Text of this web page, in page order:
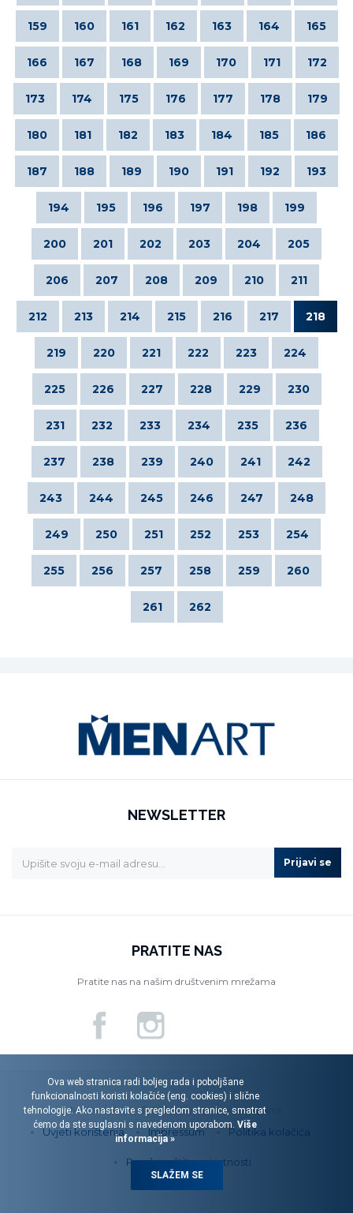
159 160 161 162 163 164 165
166 167 168 169 170 171 172
173 174 175 176 177 178 179
180 181 182 183 184 185 186
187 188 189 190 191 192 193
194 195 196 197 198 199
200 201 202 203 204 205
206 207 208 209 210 211
212 213 214 215 216 217 218
219 220 221 222 223 224
225 226 227 228 229 230
231 232 233 234 235 236
237 238 239 240 241 242
243 244 245 246 247 248
249 250 251 252 253 254
255 256 257 258 259 260
261 262
NEWSLETTER
Prijavi se
PRATITE NAS
Pratite nas na našim društvenim mrežama
Menart d.o.o. © 2026. Sva prava pridržana.
Uvjeti korištenja
Impressum Politika kolačića
Pravila zaštite privatnosti
Ova web stranica radi boljeg rada i poboljšane
funkcionalnosti koristi kolačiće (eng. cookies) i slične
tehnologije. Ako nastavite s pregledom stranice, smatrat
ćemo da ste suglasni s navedenom uporabom. Više
informacija »
SLAŽEM SE